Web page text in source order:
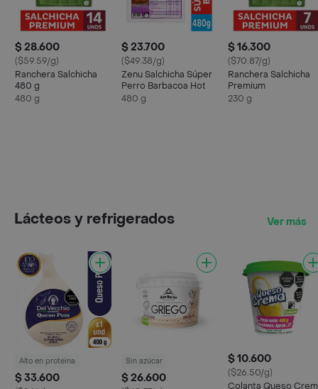
$ 28.600
($59.59/g)
Ranchera Salchicha
480 g
480 g
$ 23.700
($49.38/g)
Zenu Salchicha Súper
Perro Barbacoa Hot
480 g
$ 16.300
($70.87/g)
Ranchera Salchicha
Premium
230 g
Lácteos y refrigerados Ver más
Alto en proteina
$ 33.600
Sin azúcar
$ 26.600
$ 10.600
($26.50/g)
Colanta Queso